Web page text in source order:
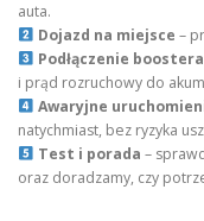
auta.
Dojazd na miejsce –
Podłączenie boostera
i prąd rozruchowy do
Awaryjne
natychmiast, bez ryzyka
Test i porada –
oraz doradzamy, czy